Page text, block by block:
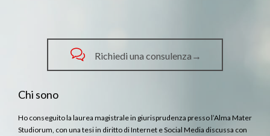
 Richiedi una consulenza→
Chi sono
Ho conseguito la laurea magistrale in giurisprudenza presso l’Alma Mater
Studiorum, con una tesi in diritto di Internet e Social Media discussa con